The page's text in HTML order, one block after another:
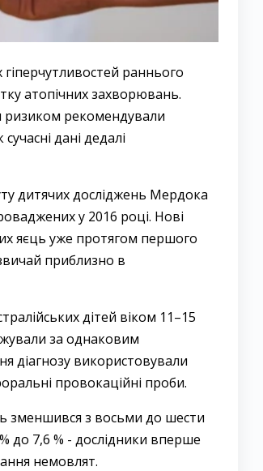
раннього
атопічних захворювань.
ризиком рекомендували
дані дедалі
дитячих досліджень Мердока
у 2016 році. Нові
яєць уже протягом першого
приблизно в
дітей віком 11–15
за однаковим
діагнозу використовували
провокаційні проби.
зменшився з восьми до шести
до 7,6 % - дослідники вперше
немовлят.